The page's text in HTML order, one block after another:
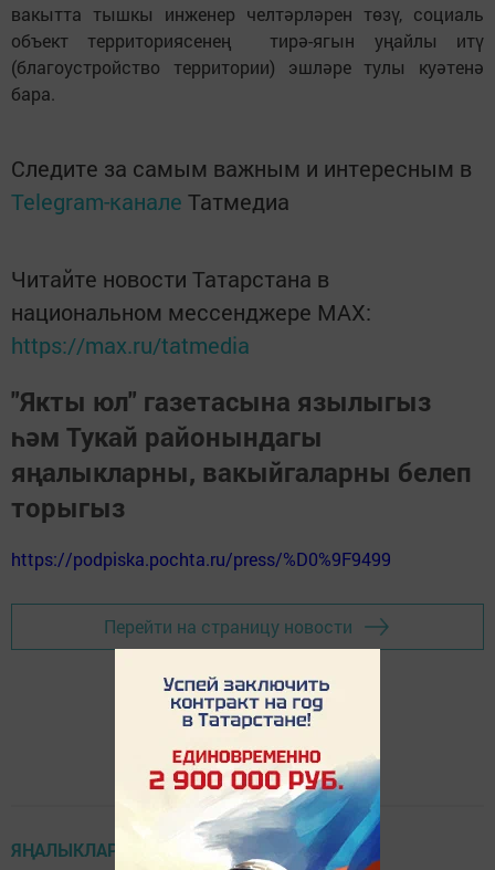
вакытта тышкы инженер челтәрләрен төзү, социаль
объект территориясенең тирә-ягын уңайлы итү
(благоустройство территории) эшләре тулы куәтенә
бара.
Следите за самым важным и интересным в
Telegram-канале Татмедиа
Читайте новости Татарстана в
национальном мессенджере MАХ:
https://max.ru/tatmedia
"Якты юл" газетасына язылыгыз
һәм Тукай районындагы
яңалыкларны, вакыйгаларны белеп
торыгыз
https://podpiska.pochta.ru/press/%D0%9F9499
Перейти на страницу новости
ЯҢАЛЫКЛАР